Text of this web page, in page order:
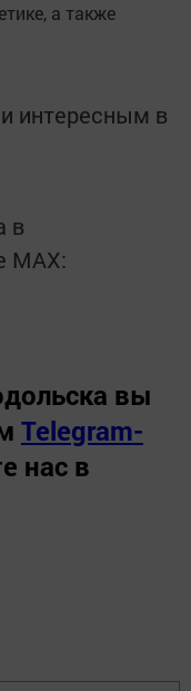
а также
интересным в
в
MАХ:
вы
Telegram-
нас в